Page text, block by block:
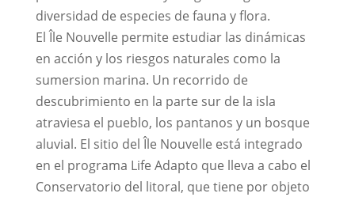
diversidad de especies de fauna y flora.
El Île Nouvelle permite estudiar las dinámicas
en acción y los riesgos naturales como la
sumersion marina. Un recorrido de
descubrimiento en la parte sur de la isla
atraviesa el pueblo, los pantanos y un bosque
aluvial. El sitio del Île Nouvelle está integrado
en el programa Life Adapto que lleva a cabo el
Conservatorio del litoral, que tiene por objeto